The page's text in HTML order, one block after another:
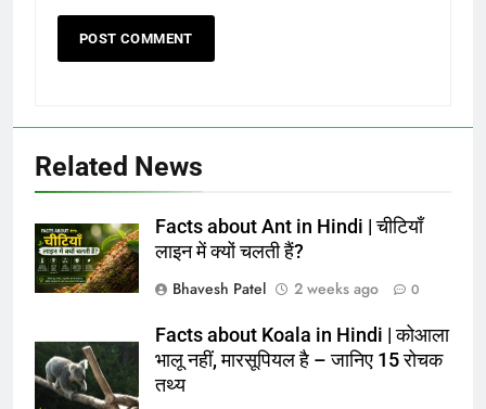
Related News
Facts about Ant in Hindi | चीटियाँ
लाइन में क्यों चलती हैं?
Bhavesh Patel
2 weeks ago 0
Facts about Koala in Hindi | कोआला
भालू नहीं, मारसूपियल है – जानिए 15 रोचक
तथ्य